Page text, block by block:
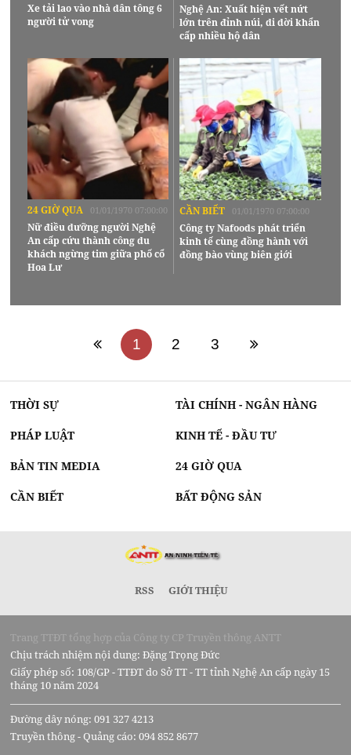
Xe tải lao vào nhà dân tông 6
người tử vong
Nghệ An: Xuất hiện vết nứt
lớn trên đỉnh núi, di dời khẩn
cấp nhiều hộ dân
24 GIỜ QUA 01/01/1970 07:00:00
Nữ điều dưỡng người Nghệ
An cấp cứu thành công du
khách ngừng tim giữa phố cổ
Hoa Lư
CẦN BIẾT 01/01/1970 07:00:00
Công ty Nafoods phát triển
kinh tế cùng đồng hành với
đồng bào vùng biên giới
1 2 3
THỜI SỰ TÀI CHÍNH - NGÂN HÀNG
PHÁP LUẬT KINH TẾ - ĐẦU TƯ
BẢN TIN MEDIA 24 GIỜ QUA
CẦN BIẾT BẤT ĐỘNG SẢN
RSS GIỚI THIỆU
Trang TTĐT tổng hợp của Công ty CP Truyền thông ANTT
Chịu trách nhiệm nội dung: Đặng Trọng Đức
Giấy phép số: 108/GP - TTĐT do Sở TT - TT tỉnh Nghệ An cấp ngày 15
tháng 10 năm 2024
Đường dây nóng: 091 327 4213
Truyền thông - Quảng cáo: 094 852 8677